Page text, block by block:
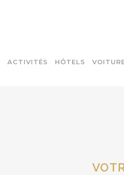
ACTIVITÉS HÔTELS